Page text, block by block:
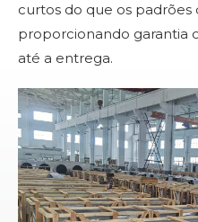
curtos do que os
proporcionando garantia
até a entrega.